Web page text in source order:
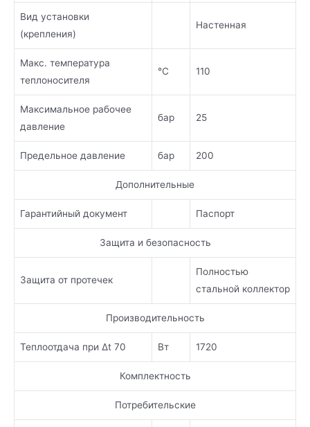
Вид установки
(крепления)
Настенная
Макс. температура
теплоносителя
°С 110
Максимальное рабочее
давление
бар 25
Предельное давление бар 200
Дополнительные
Гарантийный документ Паспорт
Защита и безопасность
Защита от протечек
Полностью
стальной коллектор
Производительность
Теплоотдача при Δt 70 Вт 1720
Комплектность
Потребительские